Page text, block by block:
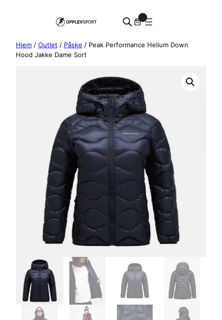
Hjem / Outlet / Påske / Peak Performance Helium Down
Hood Jakke Dame Sort